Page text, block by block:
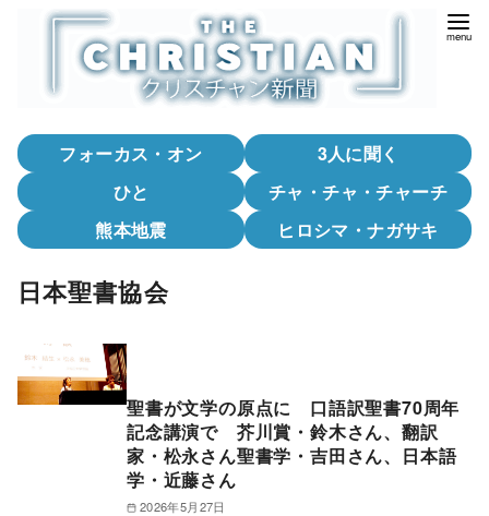
フォーカス・オン
3人に聞く
ひと
チャ・チャ・チャーチ
熊本地震
ヒロシマ・ナガサキ
日本聖書協会
聖書が文学の原点に 口語訳聖書70周年
記念講演で 芥川賞・鈴木さん、翻訳
家・松永さん聖書学・吉田さん、日本語
学・近藤さん
2026年5月27日